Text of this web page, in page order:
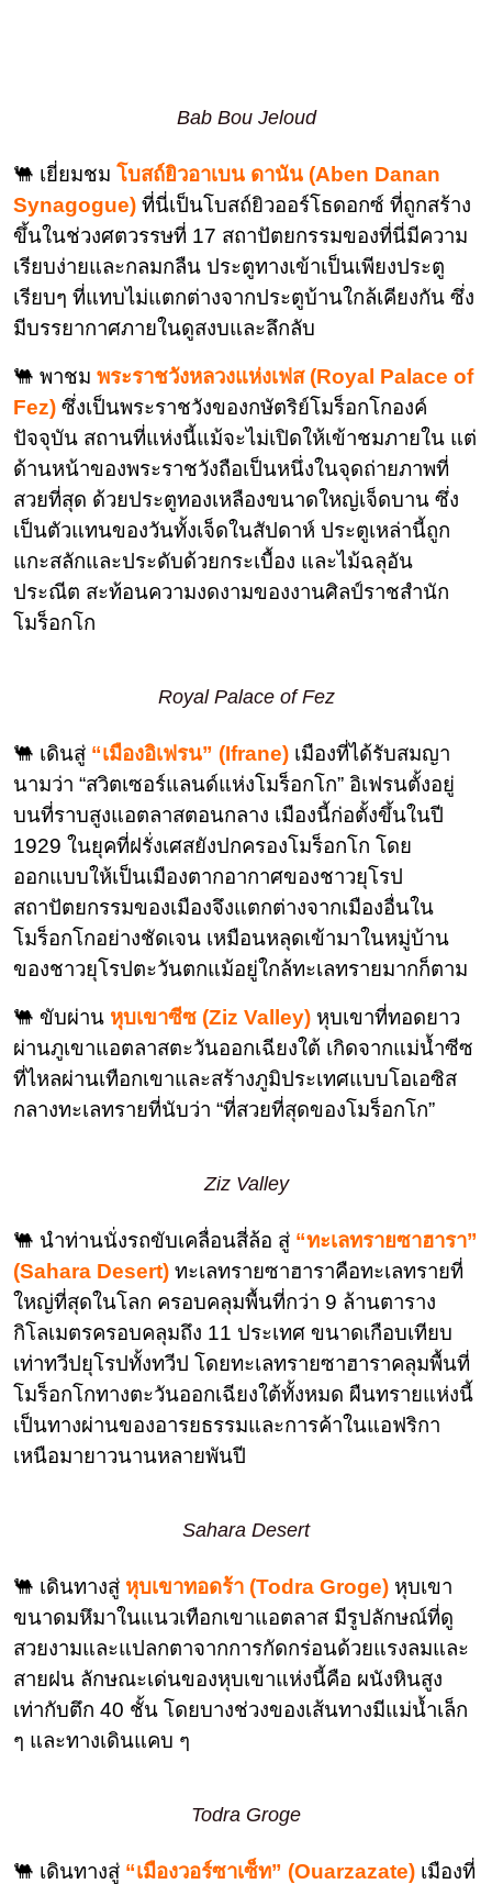
Bab Bou Jeloud
🐫 เยี่ยมชม โบสถ์ยิวอาเบน ดานัน (Aben Danan
Synagogue) ที่นี่เป็นโบสถ์ยิวออร์โธดอกซ์ ที่ถูกสร้าง
ขึ้นในช่วงศตวรรษที่ 17 สถาปัตยกรรมของที่นี่มีความ
เรียบง่ายและกลมกลืน ประตูทางเข้าเป็นเพียงประตู
เรียบๆ ที่แทบไม่แตกต่างจากประตูบ้านใกล้เคียงกัน ซึ่ง
มีบรรยากาศภายในดูสงบและลึกลับ
🐫 พาชม พระราชวังหลวงแห่งเฟส (Royal Palace of
Fez) ซึ่งเป็นพระราชวังของกษัตริย์โมร็อกโกองค์
ปัจจุบัน สถานที่แห่งนี้แม้จะไม่เปิดให้เข้าชมภายใน แต่
ด้านหน้าของพระราชวังถือเป็นหนึ่งในจุดถ่ายภาพที่
สวยที่สุด ด้วยประตูทองเหลืองขนาดใหญ่เจ็ดบาน ซึ่ง
เป็นตัวแทนของวันทั้งเจ็ดในสัปดาห์ ประตูเหล่านี้ถูก
แกะสลักและประดับด้วยกระเบื้อง และไม้ฉลุอัน
ประณีต สะท้อนความงดงามของงานศิลป์ราชสำนัก
โมร็อกโก
Royal Palace of Fez
🐫 เดินสู่ “เมืองอิเฟรน” (Ifrane) เมืองที่ได้รับสมญา
นามว่า “สวิตเซอร์แลนด์แห่งโมร็อกโก” อิเฟรนตั้งอยู่
บนที่ราบสูงแอตลาสตอนกลาง เมืองนี้ก่อตั้งขึ้นในปี
1929 ในยุคที่ฝรั่งเศสยังปกครองโมร็อกโก โดย
ออกแบบให้เป็นเมืองตากอากาศของชาวยุโรป
สถาปัตยกรรมของเมืองจึงแตกต่างจากเมืองอื่นใน
โมร็อกโกอย่างชัดเจน เหมือนหลุดเข้ามาในหมู่บ้าน
ของชาวยุโรปตะวันตกแม้อยู่ใกล้ทะเลทรายมากก็ตาม
🐫 ขับผ่าน หุบเขาซีซ (Ziz Valley) หุบเขาที่ทอดยาว
ผ่านภูเขาแอตลาสตะวันออกเฉียงใต้ เกิดจากแม่น้ำซีซ
ที่ไหลผ่านเทือกเขาและสร้างภูมิประเทศแบบโอเอซิส
กลางทะเลทรายที่นับว่า “ที่สวยที่สุดของโมร็อกโก”
Ziz Valley
🐫 นําท่านนั่งรถขับเคลื่อนสี่ล้อ สู่ “ทะเลทรายซาฮารา”
(Sahara Desert) ทะเลทรายซาฮาราคือทะเลทรายที่
ใหญ่ที่สุดในโลก ครอบคลุมพื้นที่กว่า 9 ล้านตาราง
กิโลเมตรครอบคลุมถึง 11 ประเทศ ขนาดเกือบเทียบ
เท่าทวีปยุโรปทั้งทวีป โดยทะเลทรายซาฮาราคลุมพื้นที่
โมร็อกโกทางตะวันออกเฉียงใต้ทั้งหมด ผืนทรายแห่งนี้
เป็นทางผ่านของอารยธรรมและการค้าในแอฟริกา
เหนือมายาวนานหลายพันปี
Sahara Desert
🐫 เดินทางสู่ หุบเขาทอดร้า (Todra Groge) หุบเขา
ขนาดมหึมาในแนวเทือกเขาแอตลาส มีรูปลักษณ์ที่ดู
สวยงามและแปลกตาจากการกัดกร่อนด้วยแรงลมและ
สายฝน ลักษณะเด่นของหุบเขาแห่งนี้คือ ผนังหินสูง
เท่ากับตึก 40 ชั้น โดยบางช่วงของเส้นทางมีแม่น้ำเล็ก
ๆ และทางเดินแคบ ๆ
Todra Groge
🐫 เดินทางสู่ “เมืองวอร์ซาเซ็ท” (Ouarzazate) เมืองที่